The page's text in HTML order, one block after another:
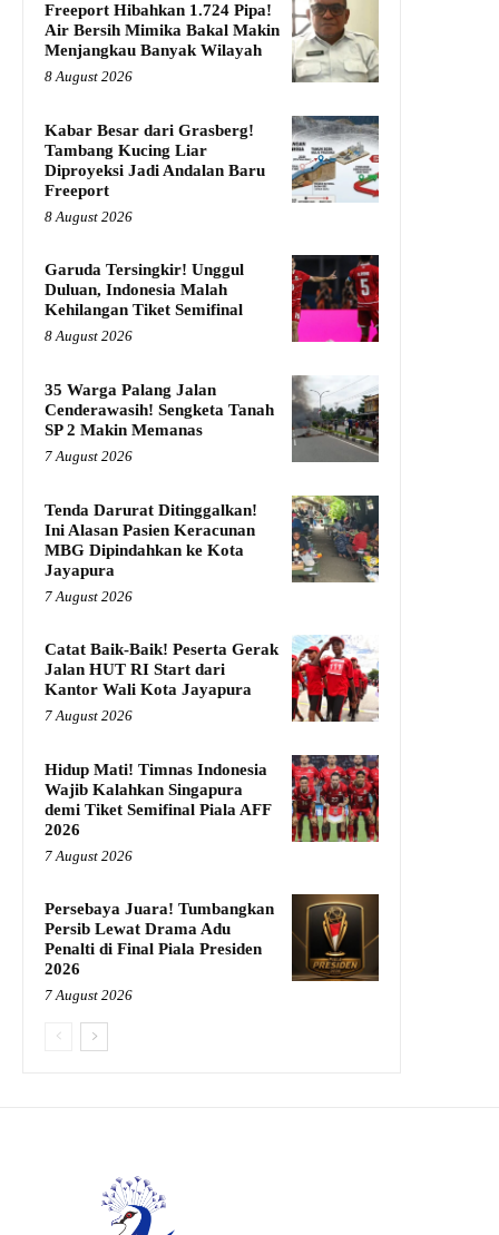
Freeport Hibahkan 1.724 Pipa!
Air Bersih Mimika Bakal Makin
Menjangkau Banyak Wilayah
8 August 2026
Kabar Besar dari Grasberg!
Tambang Kucing Liar
Diproyeksi Jadi Andalan Baru
Freeport
8 August 2026
Garuda Tersingkir! Unggul
Duluan, Indonesia Malah
Kehilangan Tiket Semifinal
8 August 2026
35 Warga Palang Jalan
Cenderawasih! Sengketa Tanah
SP 2 Makin Memanas
7 August 2026
Tenda Darurat Ditinggalkan!
Ini Alasan Pasien Keracunan
MBG Dipindahkan ke Kota
Jayapura
7 August 2026
Catat Baik-Baik! Peserta Gerak
Jalan HUT RI Start dari
Kantor Wali Kota Jayapura
7 August 2026
Hidup Mati! Timnas Indonesia
Wajib Kalahkan Singapura
demi Tiket Semifinal Piala AFF
2026
7 August 2026
Persebaya Juara! Tumbangkan
Persib Lewat Drama Adu
Penalti di Final Piala Presiden
2026
7 August 2026